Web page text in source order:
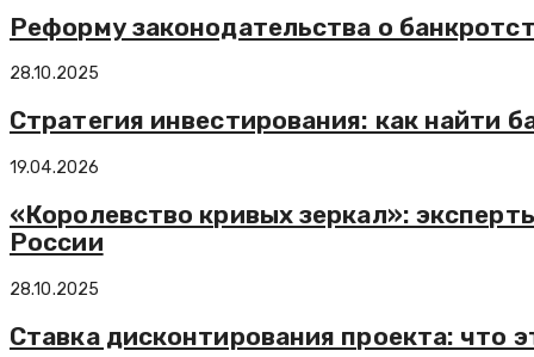
Реформу законодательства о
28.10.2025
Стратегия инвестирования: как найти
19.04.2026
«Королевство кривых зеркал»:
России
28.10.2025
Ставка дисконтирования проекта: что